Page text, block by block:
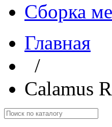
Сборка
Главная
/
Calamus